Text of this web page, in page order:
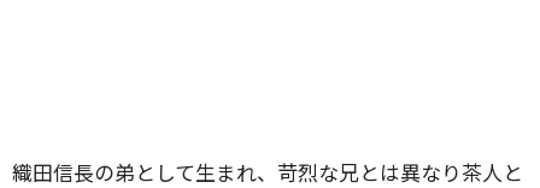
織田信長の弟として生まれ、苛烈な兄とは異なり茶人と